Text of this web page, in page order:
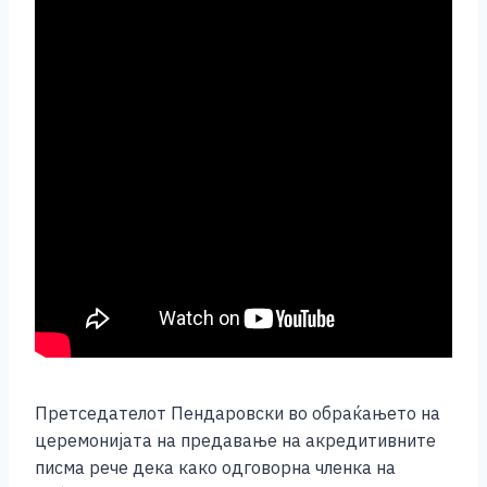
Претседателот Пендаровски во обраќањето на
церемонијата на предавање на акредитивните
писма рече дека како одговорна членка на